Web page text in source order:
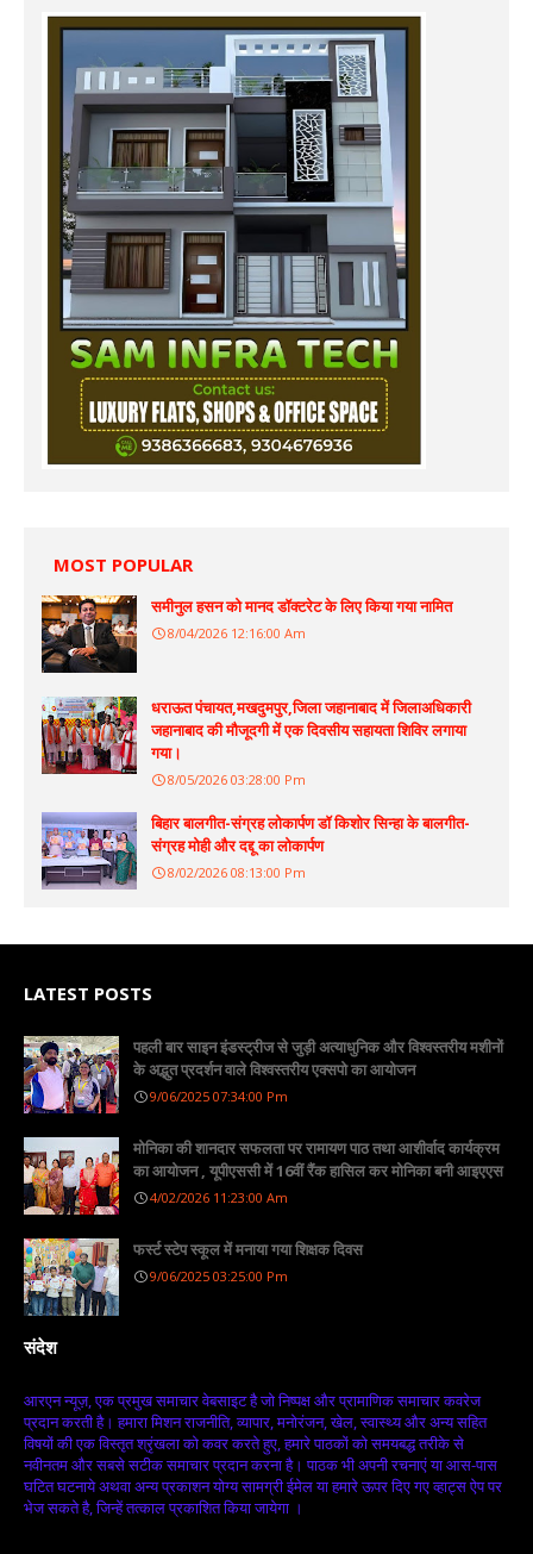
MOST POPULAR
समीनुल हसन को मानद डॉक्टरेट के लिए किया गया नामित
8/04/2026 12:16:00 Am
धराऊत पंचायत,मखदुमपुर,जिला जहानाबाद में जिलाअधिकारी
जहानाबाद की मौजूदगी में एक दिवसीय सहायता शिविर लगाया
गया।
8/05/2026 03:28:00 Pm
बिहार बालगीत-संग्रह लोकार्पण डॉ किशोर सिन्हा के बालगीत-
संग्रह मोही और दद्दू का लोकार्पण
8/02/2026 08:13:00 Pm
LATEST POSTS
पहली बार साइन इंडस्ट्रीज से जुड़ी अत्याधुनिक और विश्वस्तरीय मशीनों
के अद्भुत प्रदर्शन वाले विश्वस्तरीय एक्सपो का आयोजन
9/06/2025 07:34:00 Pm
मोनिका की शानदार सफलता पर रामायण पाठ तथा आशीर्वाद कार्यक्रम
का आयोजन , यूपीएससी में 16वीं रैंक हासिल कर मोनिका बनी आइएएस
4/02/2026 11:23:00 Am
फर्स्ट स्टेप स्कूल में मनाया गया शिक्षक दिवस
9/06/2025 03:25:00 Pm
संदेश
आरएन न्यूज़, एक प्रमुख समाचार वेबसाइट है जो निष्पक्ष और प्रामाणिक समाचार कवरेज
प्रदान करती है। हमारा मिशन राजनीति, व्यापार, मनोरंजन, खेल, स्वास्थ्य और अन्य सहित
विषयों की एक विस्तृत श्रृंखला को कवर करते हुए, हमारे पाठकों को समयबद्ध तरीके से
नवीनतम और सबसे सटीक समाचार प्रदान करना है। पाठक भी अपनी रचनाएं या आस-पास
घटित घटनाये अथवा अन्य प्रकाशन योग्य सामग्री ईमेल या हमारे ऊपर दिए गए व्हाट्स ऐप पर
भेज सकते है, जिन्हें तत्काल प्रकाशित किया जायेगा ।